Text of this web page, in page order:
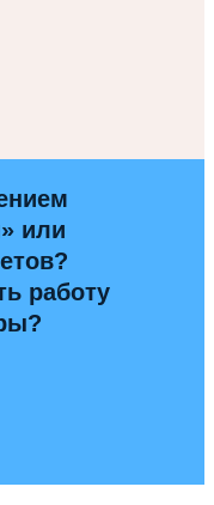
или
работу